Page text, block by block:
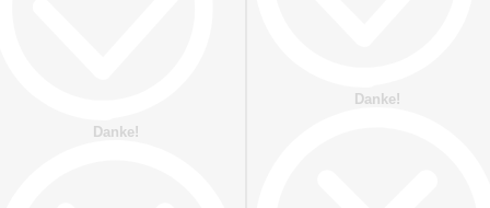
Danke!
Danke!